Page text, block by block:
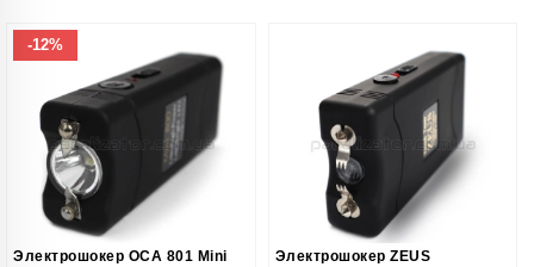
-12%
Электрошокер ОСА 801 Mini Электрошокер ZEUS